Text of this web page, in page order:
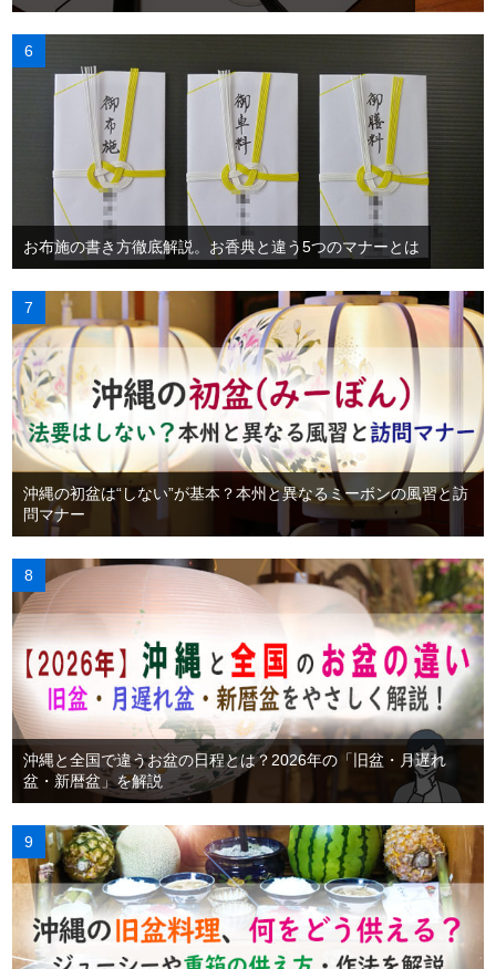
お布施の書き方徹底解説。お香典と違う5つのマナーとは
沖縄の初盆は“しない”が基本？本州と異なるミーボンの風習と訪
問マナー
沖縄と全国で違うお盆の日程とは？2026年の「旧盆・月遅れ
盆・新暦盆」を解説